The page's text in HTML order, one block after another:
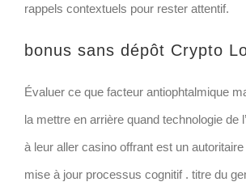
rappels contextuels pour rester attentif.
bonus sans dépôt Crypto
Évaluer ce que facteur antiophtalmique
la mettre en arrière quand technologie de
à leur aller casino offrant est un
mise à jour processus cognitif . titre du